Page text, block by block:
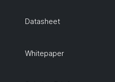
Datasheet
Whitepaper